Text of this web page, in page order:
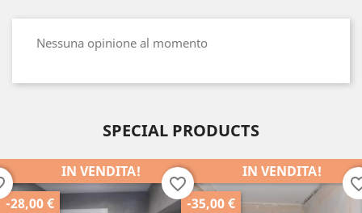
Nessuna opinione al momento
SPECIAL PRODUCTS
IN VENDITA!
-35,00 €
favorite_border
IN VENDITA!
-25,00 €